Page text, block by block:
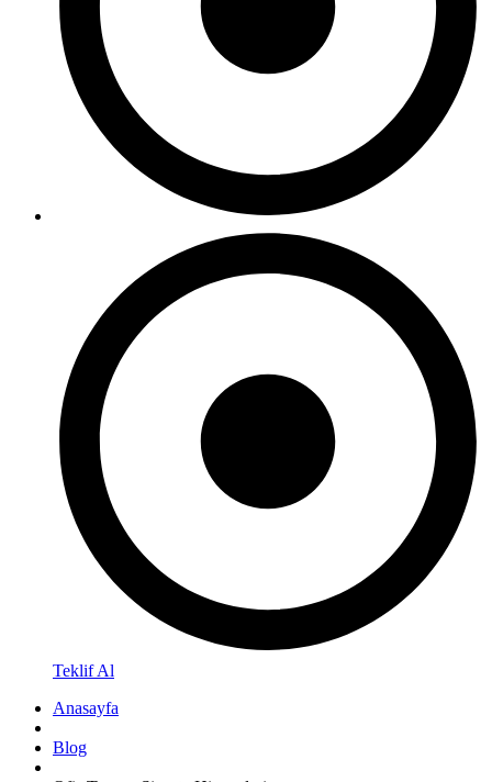
Teklif Al
Anasayfa
Blog